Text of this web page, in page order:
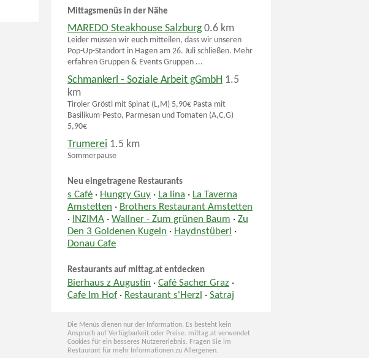
Mittagsmenüs in der Nähe
MAREDO Steakhouse Salzburg 0.6 km
Leider müssen wir euch mitteilen, dass wir unseren
Pop-Up-Standort in Hagen am 26. Juli schließen. Mehr
erfahren Gruppen & Events Gruppen ...
Schmankerl - Soziale Arbeit gGmbH 1.5
km
Tiroler Gröstl mit Spinat (L,M) 5,90€ Pasta mit
Basilikum-Pesto, Parmesan und Tomaten (A,C,G)
5,90€
Trumerei 1.5 km
Sommerpause
Neu eingetragene Restaurants
s Café · Hungry Guy · La lina · La Taverna
Amstetten · Brothers Restaurant Amstetten
·
INZIMA ·Wallner - Zum grünen Baum ·Zu
Den 3 Goldenen Kugeln · Haydnstüberl ·
Donau Cafe
Restaurants auf mittag.at entdecken
Bierhaus z Augustin ·Café Sacher Graz ·
Cafe Im Hof · Restaurant s'Herzl ·Satraj
Die Menüs dienen nur der Information. Es besteht kein
Anspruch auf Verfügbarkeit oder Preise. mittag.at verwendet
Cookies für ein besseres Nutzererlebnis. Fragen Sie im
Restaurant für mehr Informationen zu Allergenen.